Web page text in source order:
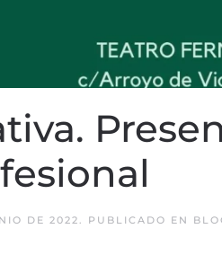
DE 2022. PUBLICADO EN